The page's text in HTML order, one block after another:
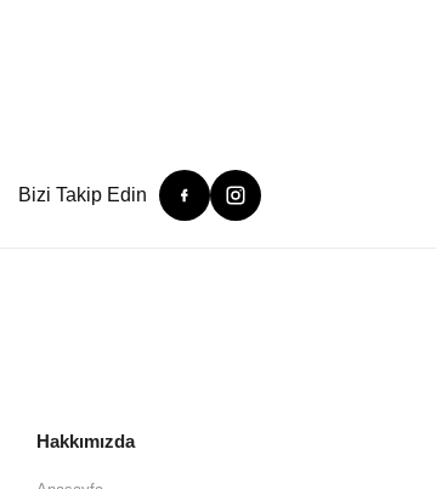
Bizi Takip Edin
Hakkımızda